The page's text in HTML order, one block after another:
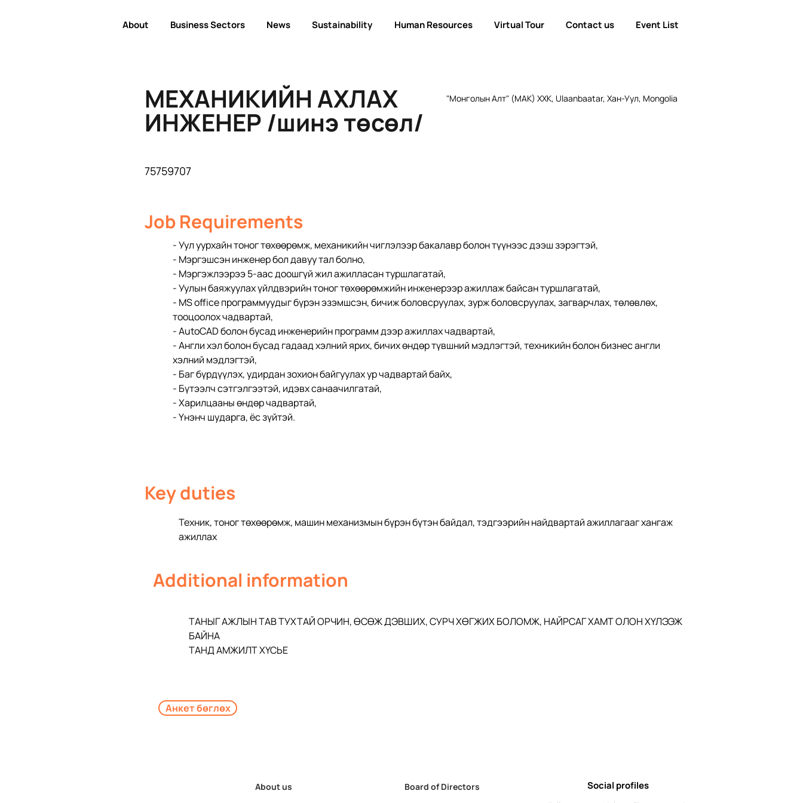
About Business Sectors News Sustainability Human Resources Virtual Tour Contact us Event List
МЕХАНИКИЙН АХЛАХ
ИНЖЕНЕР /шинэ төсөл/
"Монголын Алт" (МАК) ХХК, Ulaanbaatar, Хан-Уул, Mongolia
75759707
Job Requirements
- Уул уурхайн тоног төхөөрөмж, механикийн чиглэлээр бакалавр болон түүнээс дээш зэрэгтэй,
- Мэргэшсэн инженер бол давуу тал болно,
- Мэргэжлээрээ 5-аас доошгүй жил ажилласан туршлагатай,
- Уулын баяжуулах үйлдвэрийн тоног төхөөрөмжийн инженерээр ажиллаж байсан туршлагатай,
- МS office программуудыг бүрэн эзэмшсэн, бичиж боловсруулах, зурж боловсруулах, загварчлах, төлөвлөх,
тооцоолох чадвартай,
- AutoCAD болон бусад инженерийн программ дээр ажиллах чадвартай,
- Англи хэл болон бусад гадаад хэлний ярих, бичих өндөр түвшний мэдлэгтэй, техникийн болон бизнес англи
хэлний мэдлэгтэй,
- Баг бүрдүүлэх, удирдан зохион байгуулах ур чадвартай байх,
- Бүтээлч сэтгэлгээтэй, идэвх санаачилгатай,
- Харилцааны өндөр чадвартай,
- Үнэнч шударга, ёс зүйтэй.
Key duties
Техник, тоног төхөөрөмж, машин механизмын бүрэн бүтэн байдал, тэдгээрийн найдвартай ажиллагааг хангаж
ажиллах
Additional information
ТАНЫГ АЖЛЫН ТАВ ТУХТАЙ ОРЧИН, ӨСӨЖ ДЭВШИХ, СУРЧ ХӨГЖИХ БОЛОМЖ, НАЙРСАГ ХАМТ ОЛОН ХҮЛЭЭЖ
БАЙНА
ТАНД АМЖИЛТ ХҮСЬЕ
Анкет бөглөх
About us Board of Directors Social profiles